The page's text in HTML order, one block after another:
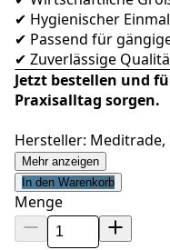
✔ Hygienischer
✔ Passend für
✔ Zuverlässige
Jetzt bestellen und
Praxisalltag sorgen.
Hersteller: Meditrade,
Mehr anzeigen
In den Warenkorb
Menge